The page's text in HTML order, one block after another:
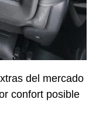
del mercado
confort posible